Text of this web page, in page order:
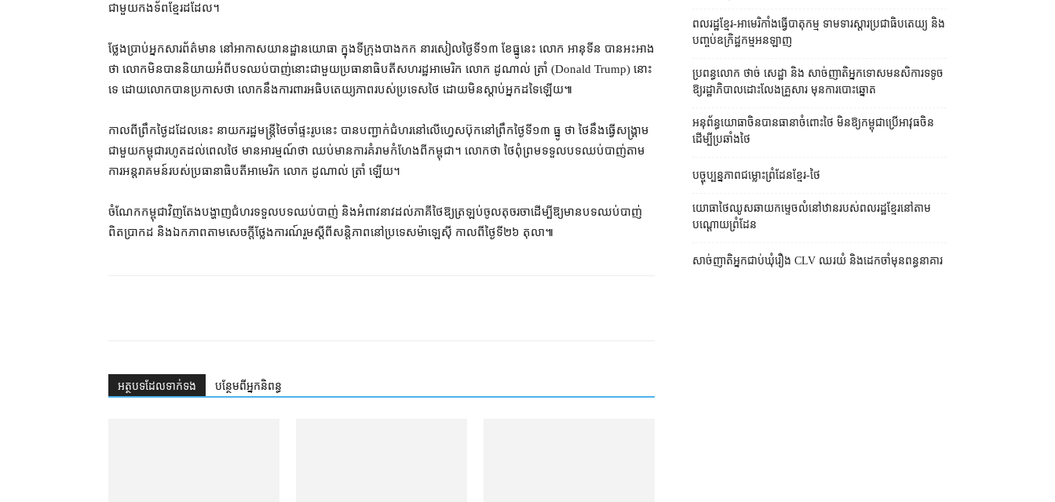
ជាមួយ​កងទ័ព​ខ្មែរ​ដដែល។
ថ្លែងប្រាប់​អ្នកសារព័ត៌មាន នៅ​អាកាសយានដ្ឋាន​យោធា ក្នុង​ទីក្រុង​បាងកក នា​រសៀល​ថ្ងៃទី​១៣ ខែធ្នូ​នេះ លោក អានុទីន បាន​អះអាង​
ថា លោក​មិន​បាន​និយាយ​អំពី​បទ​ឈប់​បាញ់​នោះ​ជាមួយ​ប្រធានាធិបតី​សហរដ្ឋអាមេរិក លោក ដូណាល់ ត្រាំ (Donald Trump) នោះ​
ទេ ដោយ​លោក​បាន​ប្រកាស​ថា លោក​នឹង​ការពារ​អធិបតេយ្យភាព​របស់​ប្រទេស​ថៃ ដោយ​មិន​ស្តាប់​អ្នកដទៃ​ឡើយ៕
កាល​ពី​ព្រឹក​ថ្ងៃ​ដដែល​នេះ នាយករដ្ឋមន្ត្រី​ថៃ​ចាំ​ផ្ទះ​រូប​នេះ បាន​បញ្ជាក់​ជំហរ​នៅ​លើ​ហ្វេសប៊ុក​នៅ​ព្រឹក​ថ្ងៃទី​១៣ ធ្នូ ថា ថៃ​នឹង​ធ្វើ​សង្គ្រាម​
ជាមួយ​កម្ពុជា​រហូតដល់​ពេល​ថៃ មាន​អារម្មណ៍​ថា ឈប់​មាន​ការ​គំរាមកំហែង​ពី​កម្ពុជា។ លោក​ថា ថៃ​ពុំ​ព្រម​ទទួល​​បទ​ឈប់​បាញ់​តាម​
ការ​អន្តរាគមន៍​របស់​ប្រធានាធិបតី​អាមេរិក លោក ដូណាល់ ត្រាំ ឡើយ។
ចំណែក​កម្ពុជា​វិញ​តែង​បង្ហាញ​ជំហរ​ទទួល​​បទ​ឈប់​បាញ់ និង​អំពាវនាវ​ដល់​ភាគី​ថៃ​ឱ្យ​ត្រឡប់​ចូល​តុ​ចរចា​ដើម្បី​ឱ្យ​មាន​បទ​ឈប់​បាញ់​
ពិត​ប្រាកដ និង​ឯកភាព​តាម​សេចក្ដី​ថ្លែងការណ៍​រួម​ស្ដីពី​សន្តិភាព​នៅ​ប្រទេស​ម៉ាឡេស៊ី កាល​ពី​ថ្ងៃ​ទី២៦ តុលា៕
អត្ថបទ​ដែល​ទាក់ទង បន្ថែម​ពី​អ្នកនិពន្ធ
ពលរដ្ឋខ្មែរ-អាមេរិកាំងធ្វើបាតុកម្ម ទាមទារស្ដារប្រជាធិបតេយ្យ និង
បញ្ចប់ឧក្រិដ្ឋកម្មអនឡាញ
ប្រពន្ធ​លោក ថាច់ សេដ្ឋា និង សាច់ញាតិ​អ្នកទោស​មនសិការ​ទទូច​
ឱ្យ​រដ្ឋាភិបាល​ដោះលែង​គ្រួសារ មុន​ការបោះឆ្នោត
អនុព័ន្ធយោធាចិនបានធានាចំពោះថៃ មិនឱ្យកម្ពុជាប្រើអាវុធចិន
ដើម្បីប្រឆាំងថៃ
បច្ចុប្បន្នភាពជម្លោះព្រំដែនខ្មែរ-ថៃ
យោធាថៃឈូសឆាយកម្ទេចលំនៅឋានរបស់ពលរដ្ឋខ្មែរនៅតាម
បណ្ដោយព្រំដែន
សាច់ញាតិអ្នកជាប់ឃុំរឿង CLV ឈរយំ និងដេកចាំមុនពន្ធនាគារ